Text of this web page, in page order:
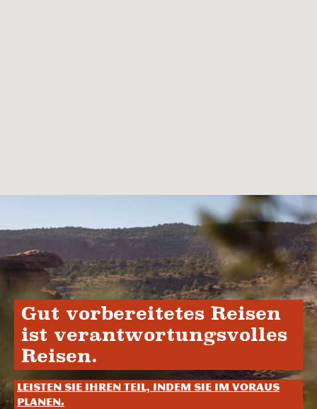
Gut vorbereitetes Reisen
ist verantwortungsvolles
Reisen.
Leisten Sie Ihren Teil, indem Sie im Voraus
planen.